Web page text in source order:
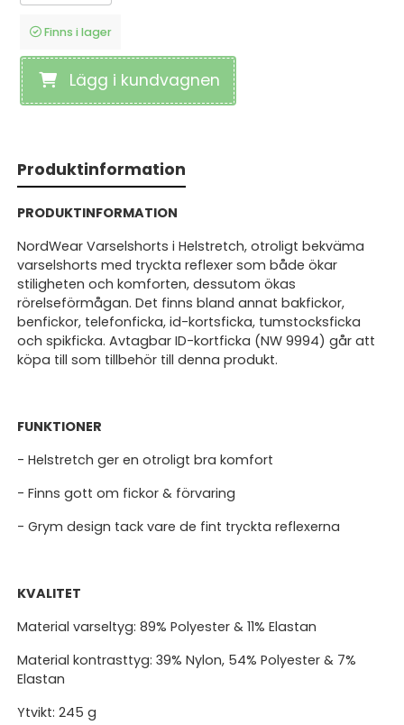
Finns i lager
Lägg i kundvagnen
Produktinformation
PRODUKTINFORMATION
NordWear Varselshorts i Helstretch, otroligt bekväma
varselshorts med tryckta reflexer som både ökar
stiligheten och komforten, dessutom ökas
rörelseförmågan. Det finns bland annat bakfickor,
benfickor, telefonficka, id-kortsficka, tumstocksficka
och spikficka. Avtagbar ID-kortficka (NW 9994) går att
köpa till som tillbehör till denna produkt.
FUNKTIONER
- Helstretch ger en otroligt bra komfort
- Finns gott om fickor & förvaring
- Grym design tack vare de fint tryckta reflexerna
KVALITET
Material varseltyg: 89% Polyester & 11% Elastan
Material kontrasttyg: 39% Nylon, 54% Polyester & 7%
Elastan
Ytvikt: 245 g